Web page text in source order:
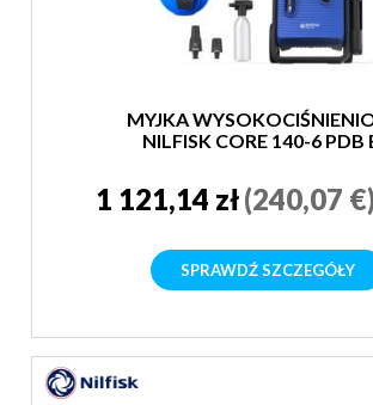
MYJKA
NILFISK CORE 140-6 PDB
1 121,14 zł(240,07 €)
SPRAWDŹ SZCZEGÓŁY